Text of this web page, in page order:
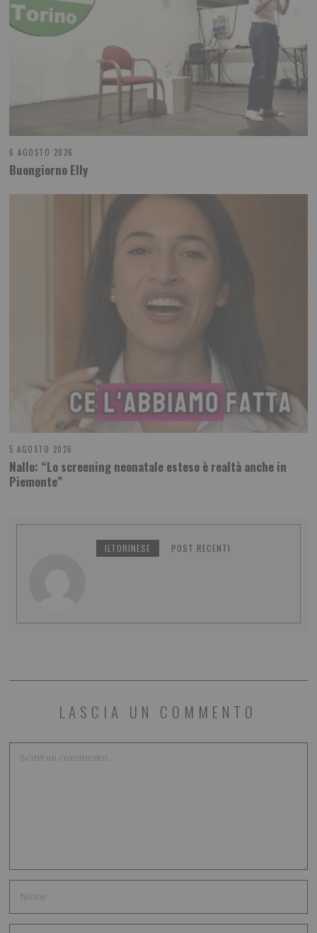
6 AGOSTO 2026
Buongiorno Elly
5 AGOSTO 2026
Nallo: “Lo screening neonatale esteso è realtà anche in
Piemonte”
ILTORINESE POST RECENTI
LASCIA UN COMMENTO